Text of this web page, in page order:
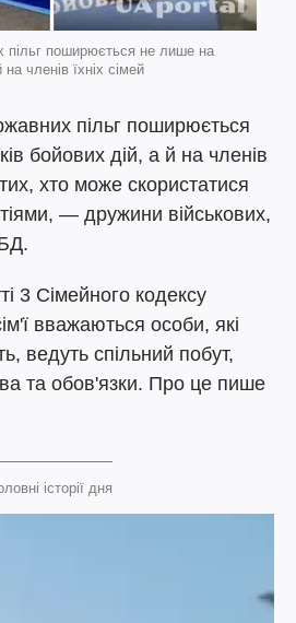
пільг поширюється не лише на
членів їхніх сімей
пільг поширюється
бойових дій, а й на членів
хто може скористатися
— дружини військових,
3 Сімейного кодексу
вважаються особи, які
ведуть спільний побут,
та обов'язки. Про це пише
історії дня